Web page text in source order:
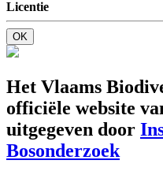
Licentie
OK
Het Vlaams
officiële website
uitgegeven door
Bosonderzoek